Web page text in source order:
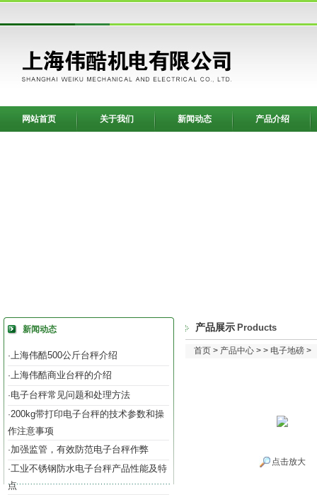
网站首页 关于我们 新闻动态 产品介绍
新闻动态
·上海伟酷500公斤台秤介绍
·上海伟酷商业台秤的介绍
·电子台秤常见问题和处理方法
·200kg带打印电子台秤的技术参数和操
作注意事项
·加强监管，有效防范电子台秤作弊
·工业不锈钢防水电子台秤产品性能及特
点
产品展示 Products
首页 > 产品中心 > > 电子地磅 >
点击放大